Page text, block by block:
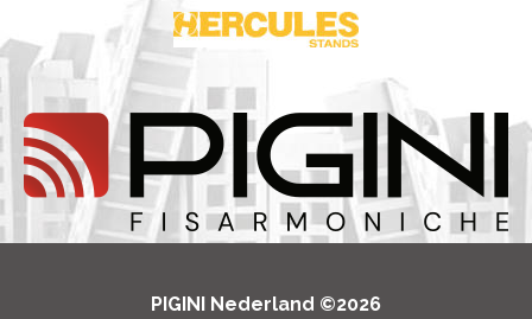
PIGINI Nederland ©2026